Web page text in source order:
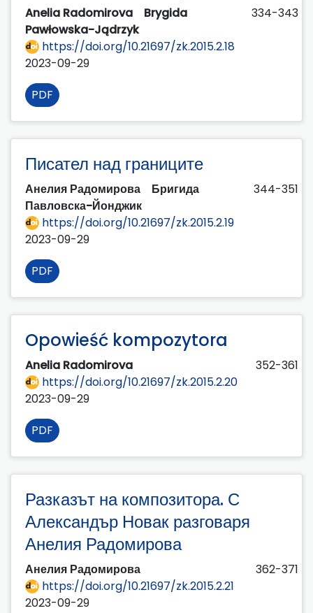
Anelia Radomirova
Brygida
Pawłowska-Jądrzyk
334-343
https://doi.org/10.21697/zk.2015.2.18
2023-09-29
PDF
Писател над границите
Анелия Радомирова
Бригида
Павловска-Йонджик
344-351
https://doi.org/10.21697/zk.2015.2.19
2023-09-29
PDF
Opowieść kompozytora
Anelia Radomirova
352-361
https://doi.org/10.21697/zk.2015.2.20
2023-09-29
PDF
Разказът на композитора. С
Александър Новак разговаря
Анелия Радомирова
Анелия Радомирова
362-371
https://doi.org/10.21697/zk.2015.2.21
2023-09-29